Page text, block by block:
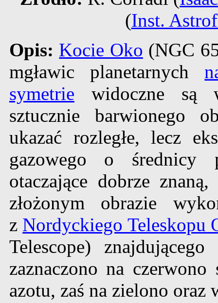
(Inst.
Opis: Kocie Oko (NGC
mgławic planetarnych
symetrie widoczne są
sztucznie barwionego
ukazać rozległe, lecz
gazowego o średnicy
otaczające dobrze
złożonym obrazie
z Nordyckiego Teleskopu
Telescope)
zaznaczono na
azotu, zaś na zielono oraz